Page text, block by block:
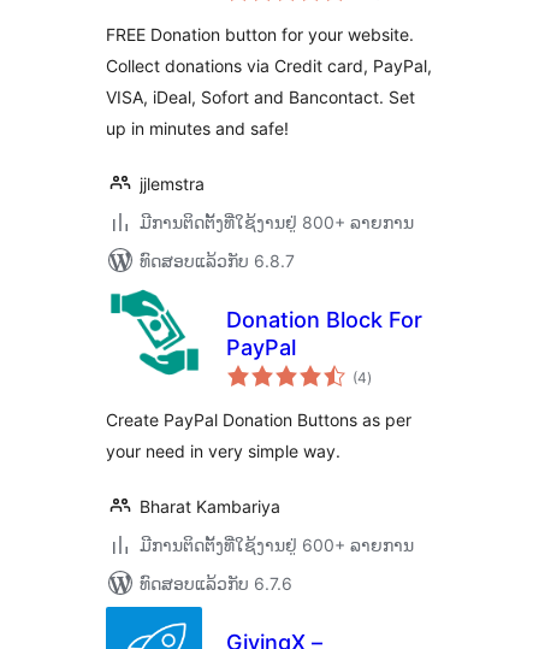
FREE Donation button for your website.
Collect donations via Credit card, PayPal,
VISA, iDeal, Sofort and Bancontact. Set
up in minutes and safe!
jjlemstra
ມີການຕິດຕັ້ງທີ່ໃຊ້ງານຢູ່ 800+ ລາຍການ
ທົດສອບແລ້ວກັບ 6.8.7
Donation Block For
PayPal
(4ຄະແນນ
ທັງໝົດ
)
Create PayPal Donation Buttons as per
your need in very simple way.
Bharat Kambariya
ມີການຕິດຕັ້ງທີ່ໃຊ້ງານຢູ່ 600+ ລາຍການ
ທົດສອບແລ້ວກັບ 6.7.6
GivingX –